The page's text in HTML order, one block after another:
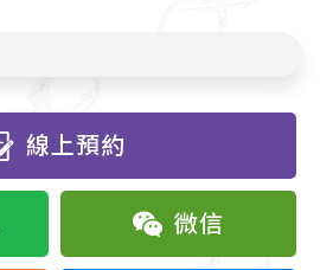
線上預約
微信